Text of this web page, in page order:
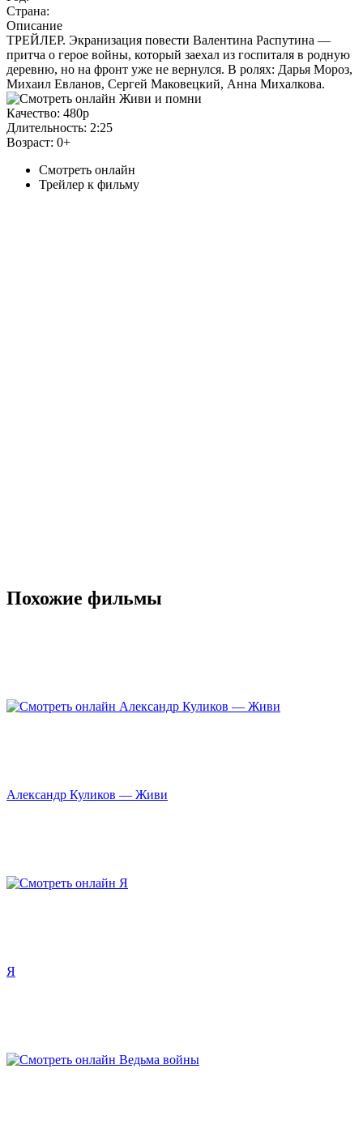
Страна:
Описание
ТРЕЙЛЕР. Экранизация повести Валентина Распутина —
притча о герое войны, который заехал из госпиталя в родную
деревню, но на фронт уже не вернулся. В ролях: Дарья Мороз,
Михаил Евланов, Сергей Маковецкий, Анна Михалкова.
Качество: 480p
Длительность: 2:25
Возраст: 0+
Смотреть онлайн
Трейлер к фильму
Похожие фильмы
Александр Куликов — Живи
Я